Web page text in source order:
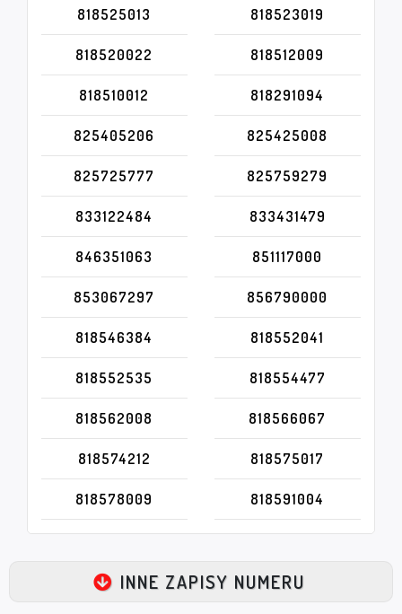
818525013 818523019
818520022 818512009
818510012 818291094
825405206 825425008
825725777 825759279
833122484 833431479
846351063 851117000
853067297 856790000
818546384 818552041
818552535 818554477
818562008 818566067
818574212 818575017
818578009 818591004
INNE ZAPISY NUMERU